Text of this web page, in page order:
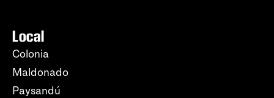
Local
Colonia
Maldonado
Paysandú